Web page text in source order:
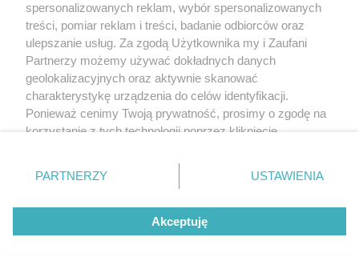
spersonalizowanych reklam, wybór spersonalizowanych
treści, pomiar reklam i treści, badanie odbiorców oraz
ulepszanie usług. Za zgodą Użytkownika my i Zaufani
Partnerzy możemy używać dokładnych danych
geolokalizacyjnych oraz aktywnie skanować
charakterystykę urządzenia do celów identyfikacji.
Ponieważ cenimy Twoją prywatność, prosimy o zgodę na
korzystanie z tych technologii poprzez kliknięcie
zmienić/wycofać klikając przycisk ustawień prywatności
znajdujący się w lewym dolnym rogu strony
rodzaje przetwarzania danych nie wymagają zgody
użytkownika, ale masz prawo sprzeciwić się takiemu
przetwarzaniu. Preferencje będą miały zastosowanie tylko
PARTNERZY USTAWIENIA
Akceptuję